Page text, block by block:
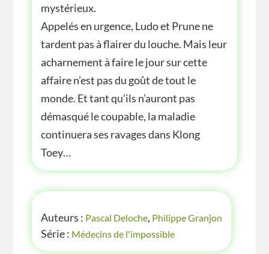
mystérieux.
Appelés en urgence, Ludo et Prune ne
tardent pas à flairer du louche. Mais leur
acharnement à faire le jour sur cette
affaire n’est pas du goût de tout le
monde. Et tant qu’ils n’auront pas
démasqué le coupable, la maladie
continuera ses ravages dans Klong
Toey…
INFOS
Auteurs : Pascal Deloche, Philippe Granjon
Série : Médecins de l'impossible